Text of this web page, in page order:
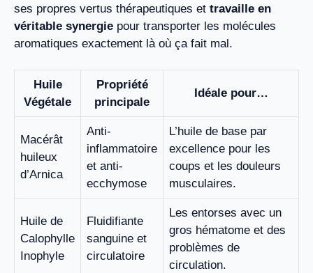
ses propres vertus thérapeutiques et travaille en
véritable synergie pour transporter les molécules
aromatiques exactement là où ça fait mal.
Huile
Végétale
Propriété
principale
Idéale pour…
Macérât
huileux
d’Arnica
Anti-
inflammatoire
et anti-
ecchymose
L’huile de base par
excellence pour les
coups et les douleurs
musculaires.
Huile de
Calophylle
Inophyle
Fluidifiante
sanguine et
circulatoire
Les entorses avec un
gros hématome et des
problèmes de
circulation.